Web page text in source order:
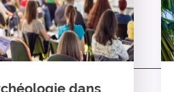
dans